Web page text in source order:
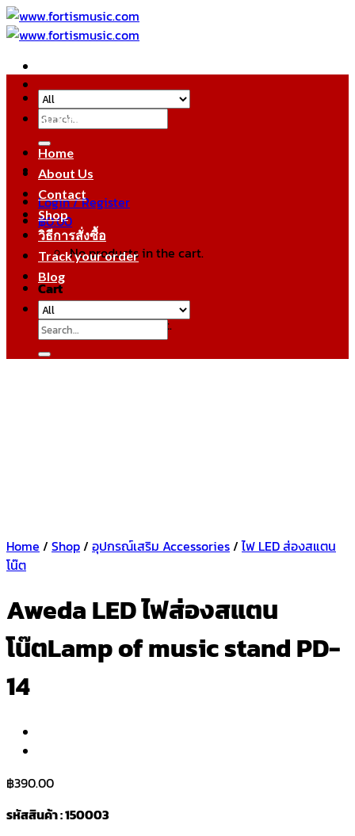
Skip
to
Search
for:
Login / Register
฿0.00
No products in the cart.
Cart
No products in the cart.
หมวดหมู่สินค้า
Home
About Us
Contact
Shop
วิธีการสั่งซื้อ
Track your order
Blog
Search
for:
Home / Shop/ อุปกรณ์เสริม Accessories/ ไฟ LED ส่องสแตน
โน๊ต
Aweda LED ไฟส่องสแตน
โน๊ตLamp of music stand PD-
14
฿390.00
รหัสสินค้า : 150003